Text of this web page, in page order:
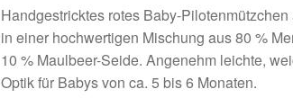
Handgestricktes rotes Baby-
in einer hochwertigen Mischung aus 80 %
10 % Maulbeer-Seide. Angenehm leichte,
Optik für Babys von ca. 5 bis 6 Monaten.